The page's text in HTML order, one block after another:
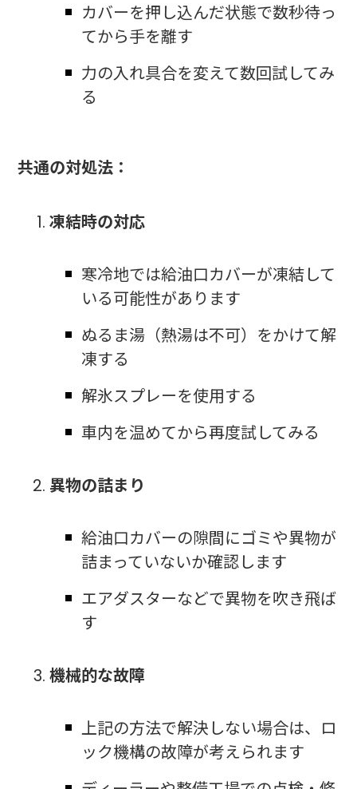
カバーを押し込んだ状態で数秒待っ
てから手を離す
力の入れ具合を変えて数回試してみ
る
共通の対処法：
凍結時の対応
寒冷地では給油口カバーが凍結して
いる可能性があります
ぬるま湯（熱湯は不可）をかけて解
凍する
解氷スプレーを使用する
車内を温めてから再度試してみる
異物の詰まり
給油口カバーの隙間にゴミや異物が
詰まっていないか確認します
エアダスターなどで異物を吹き飛ば
す
機械的な故障
上記の方法で解決しない場合は、ロ
ック機構の故障が考えられます